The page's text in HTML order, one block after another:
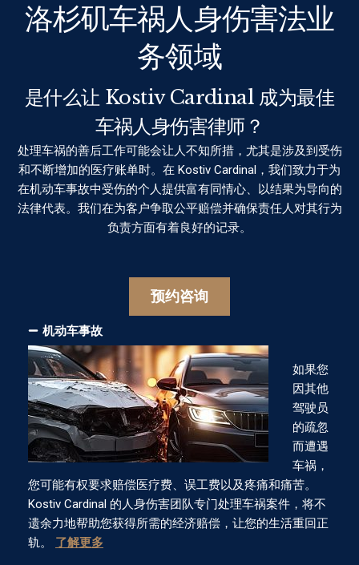
洛杉矶车祸人身伤害法业
务领域
是什么让 Kostiv Cardinal 成为最佳
车祸人身伤害律师？
处理车祸的善后工作可能会让人不知所措，尤其是涉及到受伤
和不断增加的医疗账单时。在 Kostiv Cardinal，我们致力于为
在机动车事故中受伤的个人提供富有同情心、以结果为导向的
法律代表。我们在为客户争取公平赔偿并确保责任人对其行为
负责方面有着良好的记录。
预约咨询
机动车事故
如果您
因其他
驾驶员
的疏忽
而遭遇
车祸，
您可能有权要求赔偿医疗费、误工费以及疼痛和痛苦。
Kostiv Cardinal 的人身伤害团队专门处理车祸案件，将不
遗余力地帮助您获得所需的经济赔偿，让您的生活重回正
轨。 了解更多